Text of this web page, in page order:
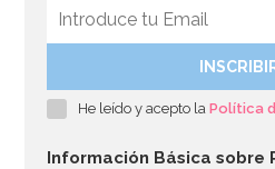
Pack de 5 cajitas para palomitas
He leído y acepto laPolítica
Información Básica sobre